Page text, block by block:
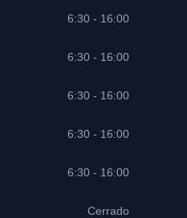
6:30 - 16:00
6:30 - 16:00
6:30 - 16:00
6:30 - 16:00
6:30 - 16:00
Cerrado